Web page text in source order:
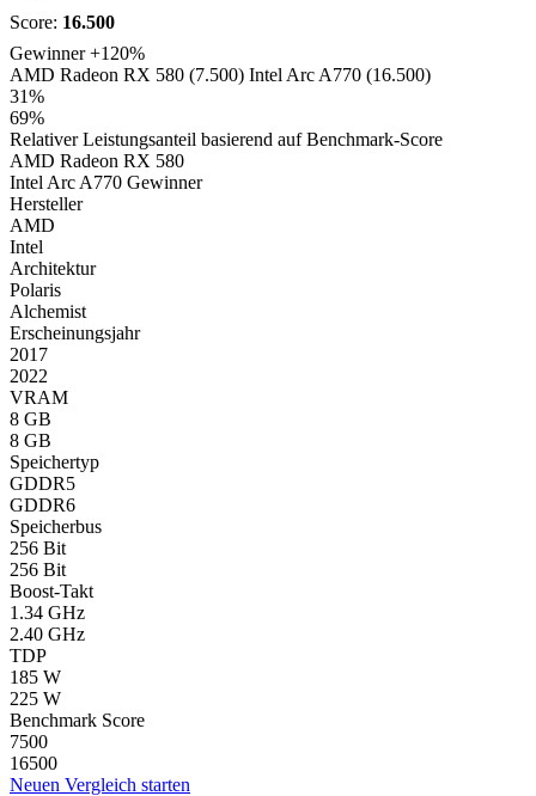
Score: 16.500
Gewinner+120%
AMD Radeon RX 580 (7.500) Intel Arc A770 (16.500)
31%
69%
Relativer Leistungsanteil basierend auf Benchmark-Score
AMD Radeon RX 580
Intel Arc A770 Gewinner
Hersteller
AMD
Intel
Architektur
Polaris
Alchemist
Erscheinungsjahr
2017
2022
VRAM
8 GB
8 GB
Speichertyp
GDDR5
GDDR6
Speicherbus
256 Bit
256 Bit
Boost-Takt
1.34 GHz
2.40 GHz
TDP
185 W
225 W
Benchmark Score
7500
16500
Neuen Vergleich starten